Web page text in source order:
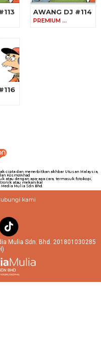
AWANG DJ #114
PREMIUM …
cipta dan menerbitkan akhbar Utusan Malaysia,
Kosmo!Ahad
atau dengan apa-apa cara, termasuk fotokopi,
atau mekanikal
Mulia Sdn Bhd.
kami
Mulia Sdn. Bhd. 201801030285